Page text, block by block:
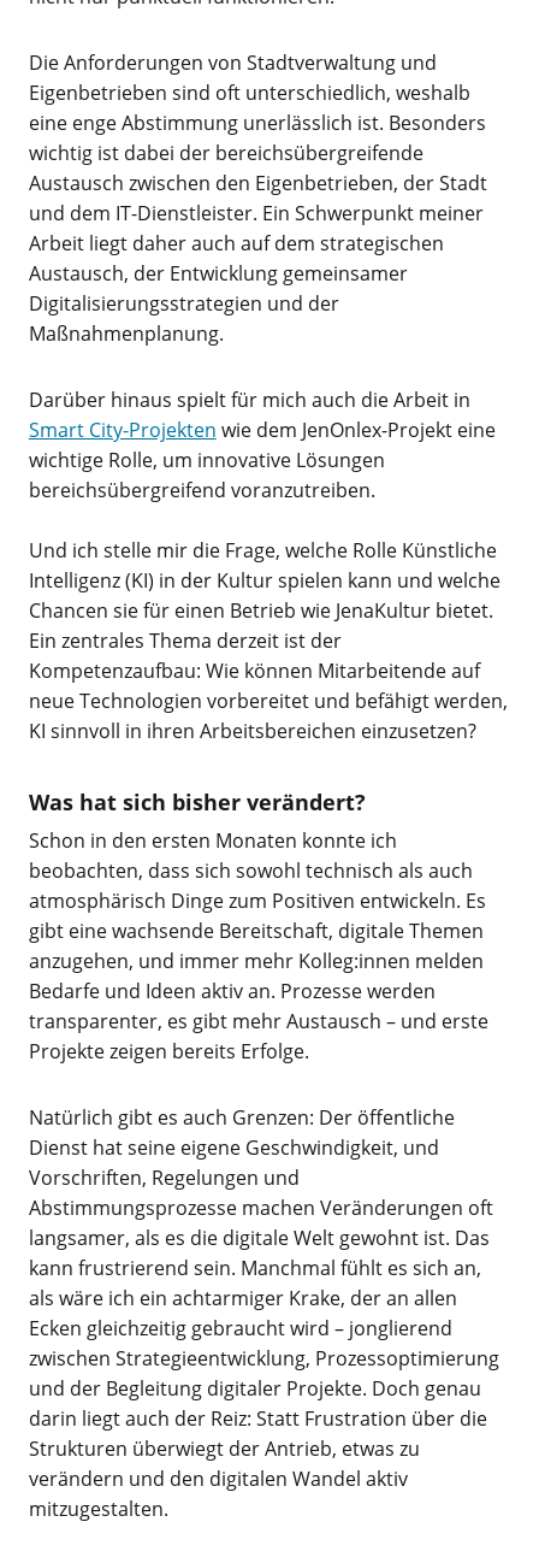
Die Anforderungen von Stadtverwaltung und
Eigenbetrieben sind oft unterschiedlich, weshalb
eine enge Abstimmung unerlässlich ist. Besonders
wichtig ist dabei der bereichsübergreifende
Austausch zwischen den Eigenbetrieben, der Stadt
und dem IT-Dienstleister. Ein Schwerpunkt meiner
Arbeit liegt daher auch auf dem strategischen
Austausch, der Entwicklung gemeinsamer
Digitalisierungsstrategien und der
Maßnahmenplanung.
Darüber hinaus spielt für mich auch die Arbeit in
Smart City-Projekten wie dem JenOnlex-Projekt eine
wichtige Rolle, um innovative Lösungen
bereichsübergreifend voranzutreiben.
Und ich stelle mir die Frage, welche Rolle Künstliche
Intelligenz (KI) in der Kultur spielen kann und welche
Chancen sie für einen Betrieb wie JenaKultur bietet.
Ein zentrales Thema derzeit ist der
Kompetenzaufbau: Wie können Mitarbeitende auf
neue Technologien vorbereitet und befähigt werden,
KI sinnvoll in ihren Arbeitsbereichen einzusetzen?
Was hat sich bisher verändert?
Schon in den ersten Monaten konnte ich
beobachten, dass sich sowohl technisch als auch
atmosphärisch Dinge zum Positiven entwickeln. Es
gibt eine wachsende Bereitschaft, digitale Themen
anzugehen, und immer mehr Kolleg:innen melden
Bedarfe und Ideen aktiv an. Prozesse werden
transparenter, es gibt mehr Austausch – und erste
Projekte zeigen bereits Erfolge.
Natürlich gibt es auch Grenzen: Der öffentliche
Dienst hat seine eigene Geschwindigkeit, und
Vorschriften, Regelungen und
Abstimmungsprozesse machen Veränderungen oft
langsamer, als es die digitale Welt gewohnt ist. Das
kann frustrierend sein. Manchmal fühlt es sich an,
als wäre ich ein achtarmiger Krake, der an allen
Ecken gleichzeitig gebraucht wird – jonglierend
zwischen Strategieentwicklung, Prozessoptimierung
und der Begleitung digitaler Projekte. Doch genau
darin liegt auch der Reiz: Statt Frustration über die
Strukturen überwiegt der Antrieb, etwas zu
verändern und den digitalen Wandel aktiv
mitzugestalten.